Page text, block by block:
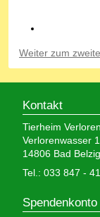
Weiter zum
Kontakt
Tierheim
Verlorenwasser
14806 Bad
Tel.: 033 847 -
Spendenkonto